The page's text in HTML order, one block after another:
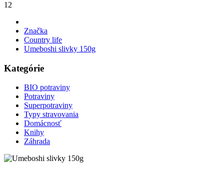
12
Značka
Country life
Umeboshi slivky 150g
Kategórie
BIO potraviny
Potraviny
Superpotraviny
Typy stravovania
Domácnosť
Knihy
Záhrada